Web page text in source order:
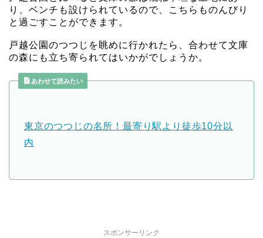
り、ベンチも設けられているので、こちらものんびり
と過ごすことができます。
戸越公園のつつじを眺めに行かれたら、合わせて文庫
の森にも立ち寄られてはいかがでしょうか。
あわせて読みたい
東京のつつじの名所！最寄り駅より徒歩10分以
内
スポンサーリンク